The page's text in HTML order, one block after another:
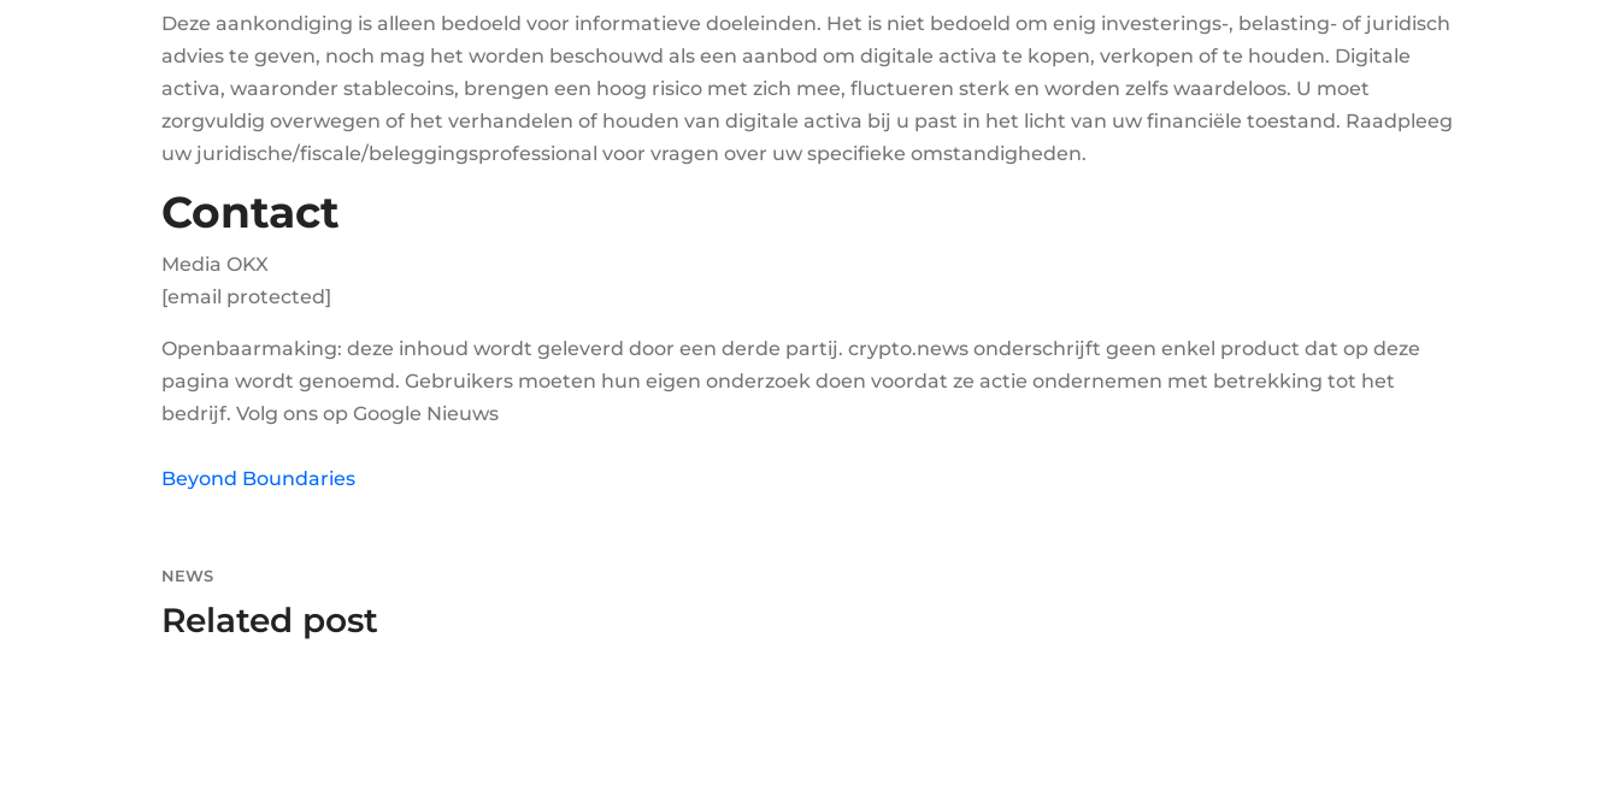
Deze aankondiging is alleen bedoeld voor informatieve doeleinden. Het is niet bedoeld om enig investerings-, belasting- of juridisch
advies te geven, noch mag het worden beschouwd als een aanbod om digitale activa te kopen, verkopen of te houden. Digitale
activa, waaronder stablecoins, brengen een hoog risico met zich mee, fluctueren sterk en worden zelfs waardeloos. U moet
zorgvuldig overwegen of het verhandelen of houden van digitale activa bij u past in het licht van uw financiële toestand. Raadpleeg
uw juridische/fiscale/beleggingsprofessional voor vragen over uw specifieke omstandigheden.
Contact
Media OKX
[email protected]
Openbaarmaking: deze inhoud wordt geleverd door een derde partij. crypto.news onderschrijft geen enkel product dat op deze
pagina wordt genoemd. Gebruikers moeten hun eigen onderzoek doen voordat ze actie ondernemen met betrekking tot het
bedrijf. Volg ons op Google Nieuws
Beyond Boundaries
NEWS
Related post